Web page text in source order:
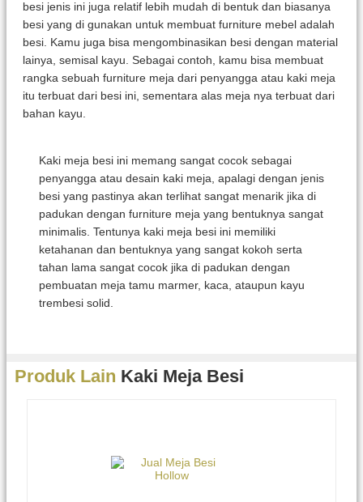
besi jenis ini juga relatif lebih mudah di bentuk dan biasanya
besi yang di gunakan untuk membuat furniture mebel adalah
besi. Kamu juga bisa mengombinasikan besi dengan material
lainya, semisal kayu. Sebagai contoh, kamu bisa membuat
rangka sebuah furniture meja dari penyangga atau kaki meja
itu terbuat dari besi ini, sementara alas meja nya terbuat dari
bahan kayu.
Kaki meja besi ini memang sangat cocok sebagai
penyangga atau desain kaki meja, apalagi dengan jenis
besi yang pastinya akan terlihat sangat menarik jika di
padukan dengan furniture meja yang bentuknya sangat
minimalis. Tentunya kaki meja besi ini memiliki
ketahanan dan bentuknya yang sangat kokoh serta
tahan lama sangat cocok jika di padukan dengan
pembuatan meja tamu marmer, kaca, ataupun kayu
trembesi solid.
Produk Lain Kaki Meja Besi